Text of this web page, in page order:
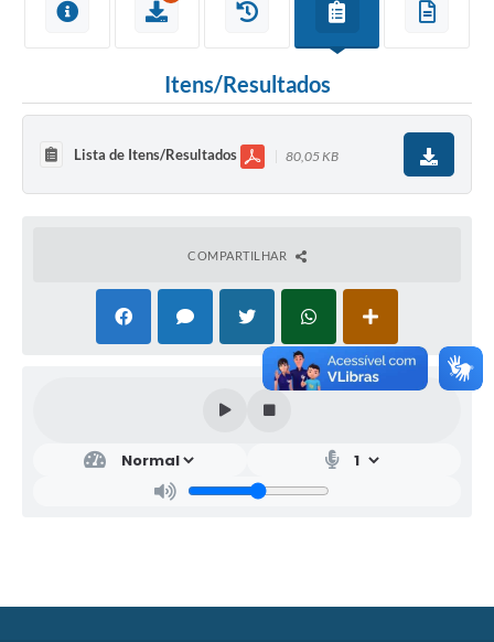
Itens/Resultados
Lista de Itens/Resultados 80,05 KB
COMPARTILHAR